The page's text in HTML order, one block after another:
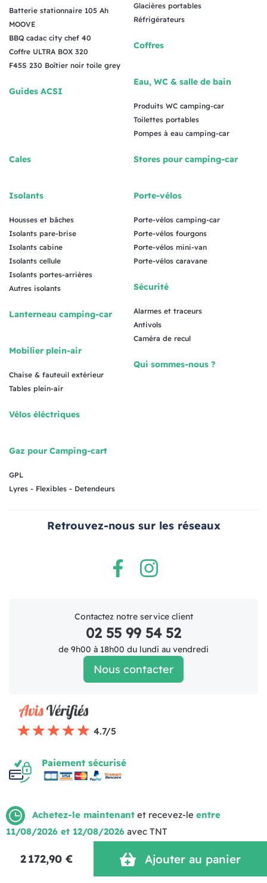
Achetez-le maintenant et recevez-le entre
11/08/2026 et 12/08/2026 avec TNT
2 172,90 € Ajouter au panier
Batterie stationnaire 105 Ah
MOOVE
BBQ cadac city chef 40
Coffre ULTRA BOX 320
F45S 230 Boîtier noir toile grey
Guides ACSI
Glacières portables
Réfrigérateurs
Coffres
Eau, WC & salle de bain
Produits WC camping-car
Toilettes portables
Pompes à eau camping-car
Cales
Isolants
Housses et bâches
Isolants pare-brise
Isolants cabine
Isolants cellule
Isolants portes-arrières
Autres isolants
Lanterneau camping-car
Mobilier plein-air
Chaise & fauteuil extérieur
Tables plein-air
Vélos éléctriques
Gaz pour Camping-cart
GPL
Lyres - Flexibles - Detendeurs
Stores pour camping-car
Porte-vélos
Porte-vélos camping-car
Porte-vélos fourgons
Porte-vélos mini-van
Porte-vélos caravane
Sécurité
Alarmes et traceurs
Antivols
Caméra de recul
Qui sommes-nous ?
Retrouvez-nous sur les réseaux
Contactez notre service client
02 55 99 54 52
de 9h00 à 18h00 du lundi au vendredi
Nous contacter
4.7/5
Paiement sécurisé
Mentions légales Politique de livraison
Politique de Confidentialité Réalisation MOTION4EVER